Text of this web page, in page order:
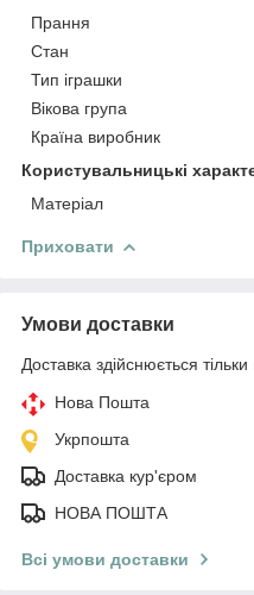
Прання
Стан
Тип іграшки
Вікова група
Країна виробник
Користувальницькі
Матеріал
Приховати
Умови доставки
Доставка здійснюється
Нова Пошта
Укрпошта
Доставка кур'єром
НОВА ПОШТА
Всі умови доставки